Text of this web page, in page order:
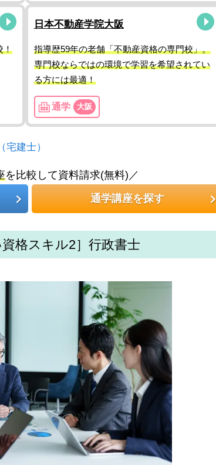
！
日本不動産学院大阪
指導歴59年の老舗「不動産資格の専門校」。
専門校ならではの環境で学習を希望されてい
る方には最適！
通学 大阪
宅建士）
を比較して資料請求(無料)／
通学講座を探す
格スキル2］行政書士